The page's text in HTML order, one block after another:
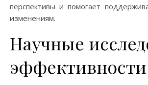
перспективы и помогает
изменениям.
Научные
эффективности